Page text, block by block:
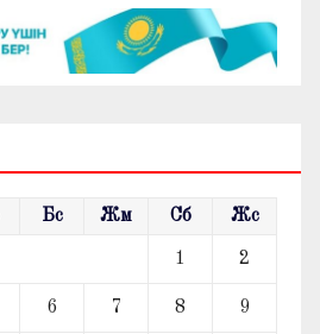
Бс Жм Сб Жс
1 2
6 7 8 9